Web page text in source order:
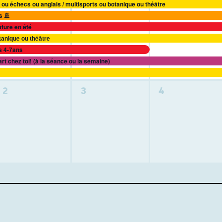
échecs ou anglais / multisports ou botanique ou théâtre
🚢
en été
ou théâtre
4-7ans
chez toi! (à la séance ou la semaine)
0
2
0
3
0
4